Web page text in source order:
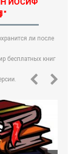
ли после
бесплатных книг